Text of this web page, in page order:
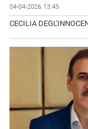
04-04-2026 13:45
CECILIA